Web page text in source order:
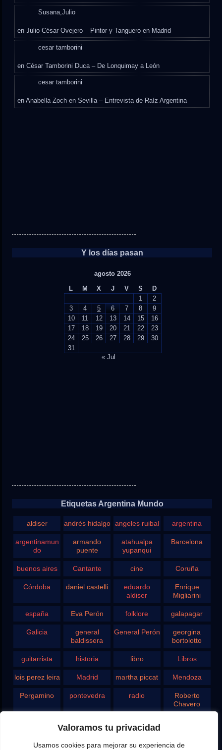
Valoramos tu privacidad
Usamos cookies para mejorar su experiencia de
Susana,Julio
enJulio César Ovejero – Pintor y Tanguero en Madrid
cesar tamborini
enCésar Tamborini Duca – De Lonquimay a León
cesar tamborini
enAnabella Zoch en Sevilla – Entrevista de Raíz Argentina
Y los días pasan
agosto 2026
L
M X J V S
D
1
2
3
4 5 6 7 8
9
10
11 12 13 14 15
16
17
18 19 20 21 22
23
24
25 26 27 28 29
30
31
« Jul
Etiquetas Argentina Mundo
aldiser andrés hidalgo angeles ruibal argentina
argentinamun
do
armando
puente
atahualpa
yupanqui
Barcelona
buenos aires Cantante cine Coruña
Córdoba daniel castelli
eduardo
aldiser
Enrique
Migliarini
españa Eva Perón folklore galapagar
Galicia
general
baldissera
General Perón
georgina
bortolotto
guitarrista historia libro Libros
lois perez leira Madrid martha piccat Mendoza
Pergamino pontevedra radio
Roberto
Chavero
san juan